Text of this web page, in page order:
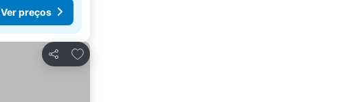
Ver preços
Partilhar
Adicionar aos favoritos